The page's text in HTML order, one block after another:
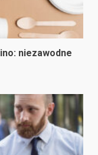
niezawodne